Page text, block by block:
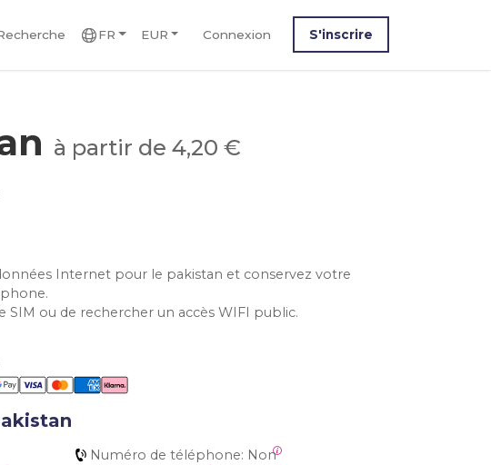
FR EUR Connexion S'inscrire
à partir de 4,20 €
Internet pour le pakistan et conservez votre
SIM ou de rechercher un accès WIFI public.
Numéro de téléphone: Non